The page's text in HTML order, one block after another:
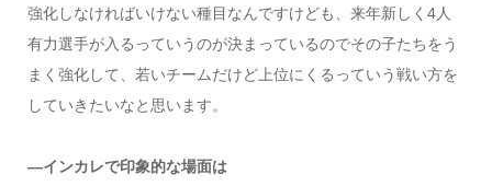
強化しなければいけない種目なんですけども、来年新しく4人
有力選手が入るっていうのが決まっているのでその子たちをう
まく強化して、若いチームだけど上位にくるっていう戦い方を
していきたいなと思います。
―インカレで印象的な場面は